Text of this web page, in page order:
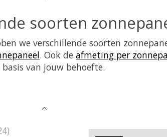
soorten
we verschillende soorten
. Ook de afmeting per
van jouw behoefte.